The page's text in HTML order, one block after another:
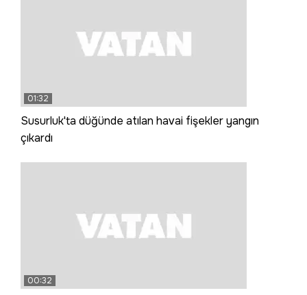
01:32
Susurluk'ta düğünde atılan havai fişekler yangın
çıkardı
00:32